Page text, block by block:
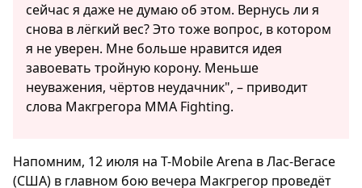
сейчас я даже не думаю об этом. Вернусь ли я
снова в лёгкий вес? Это тоже вопрос, в котором
я не уверен. Мне больше нравится идея
завоевать тройную корону. Меньше
неуважения, чёртов неудачник", – приводит
слова Макгрегора MMA Fighting.
Напомним, 12 июля на T-Mobile Arena в Лас-Вегасе
(США) в главном бою вечера Макгрегор проведёт